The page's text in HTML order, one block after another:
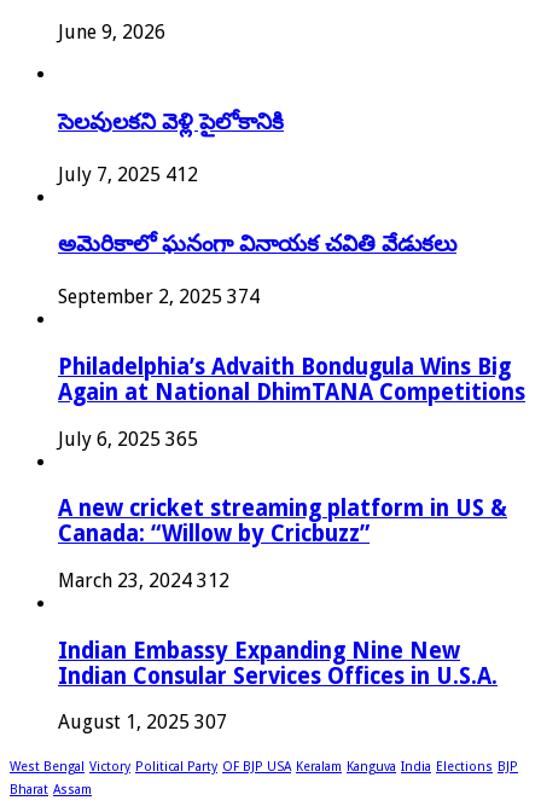
June 9, 2026
సెలవులకని వెళ్లి పైలోకానికి
July 7, 2025 412
అమెరికాలో ఘనంగా వినాయక చవితి వేడుకలు
September 2, 2025 374
Philadelphia’s Advaith Bondugula Wins Big
Again at National DhimTANA Competitions
July 6, 2025 365
A new cricket streaming platform in US &
Canada: “Willow by Cricbuzz”
March 23, 2024 312
Indian Embassy Expanding Nine New
Indian Consular Services Offices in U.S.A.
August 1, 2025 307
West Bengal Victory Political Party OF BJP USA Keralam Kanguva India Elections BJP
Bharat Assam